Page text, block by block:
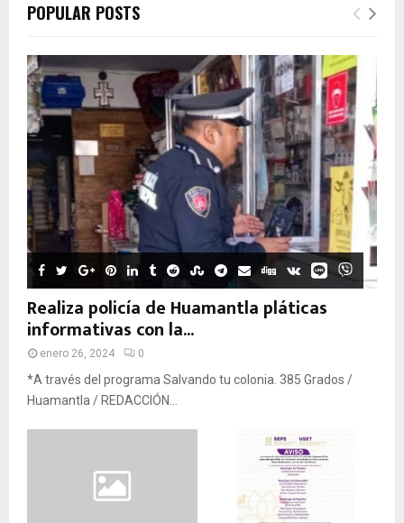
POPULAR POSTS
Realiza policía de Huamantla pláticas
informativas con la...
enero 26, 2024 0
*A través del programa Salvando tu colonia. 385 Grados /
Huamantla / REDACCIÓN...